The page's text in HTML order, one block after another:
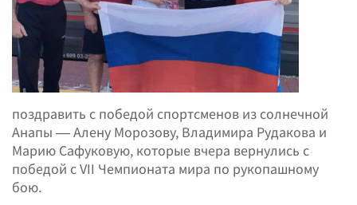
поздравить с победой спортсменов из солнечной
Анапы — Алену Морозову, Владимира Рудакова и
Марию Сафуковую, которые вчера вернулись с
победой с VII Чемпионата мира по рукопашному
бою.